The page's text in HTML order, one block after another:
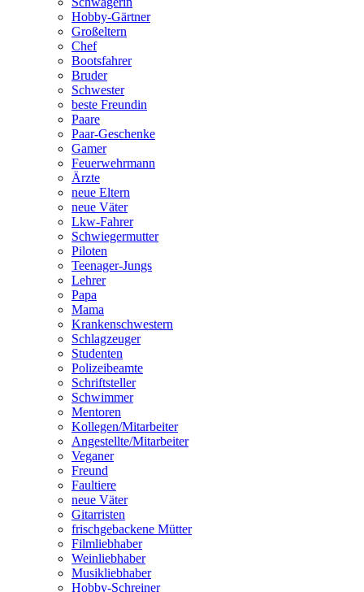
Hobby-Gärtner
Großeltern
Chef
Bootsfahrer
Bruder
Schwester
beste Freundin
Paare
Paar-Geschenke
Gamer
Feuerwehrmann
Ärzte
neue Eltern
neue Väter
Lkw-Fahrer
Schwiegermutter
Piloten
Teenager-Jungs
Lehrer
Papa
Mama
Krankenschwestern
Schlagzeuger
Studenten
Polizeibeamte
Schriftsteller
Schwimmer
Mentoren
Kollegen/Mitarbeiter
Angestellte/Mitarbeiter
Veganer
Freund
Faultiere
neue Väter
Gitarristen
frischgebackene Mütter
Filmliebhaber
Weinliebhaber
Musikliebhaber
Hobby-Schreiner